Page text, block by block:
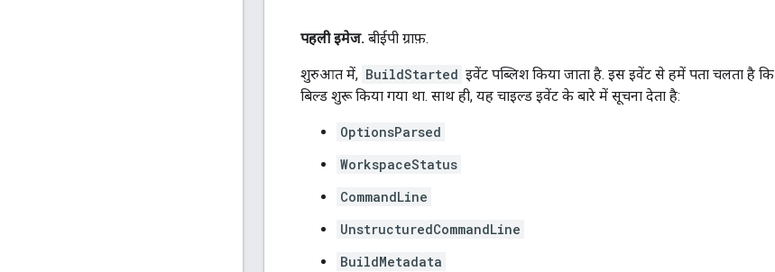
पहली इमेज. बीईपी ग्राफ़.
शुरुआत में, BuildStarted इवेंट पब्लिश किया जाता है. इस इवेंट से हमें पता चलता है कि
बिल्ड शुरू किया गया था. साथ ही, यह चाइल्ड इवेंट के बारे में सूचना देता है:
OptionsParsed
WorkspaceStatus
CommandLine
UnstructuredCommandLine
BuildMetadata